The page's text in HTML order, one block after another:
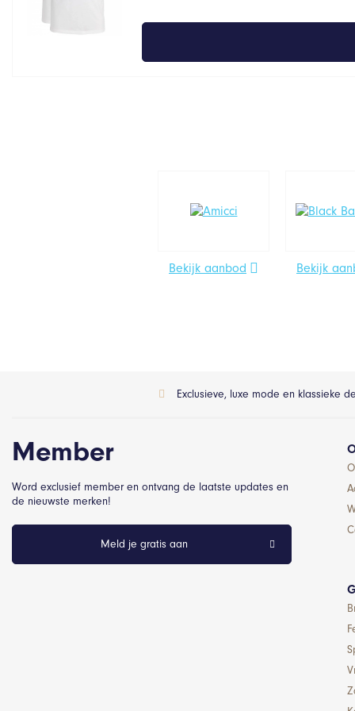
Bekijk aanbod Bekijk
Exclusieve, luxe mode en klassieke
Member
Word exclusief member en ontvang de laatste updates en
de nieuwste merken!
Meld je gratis aan